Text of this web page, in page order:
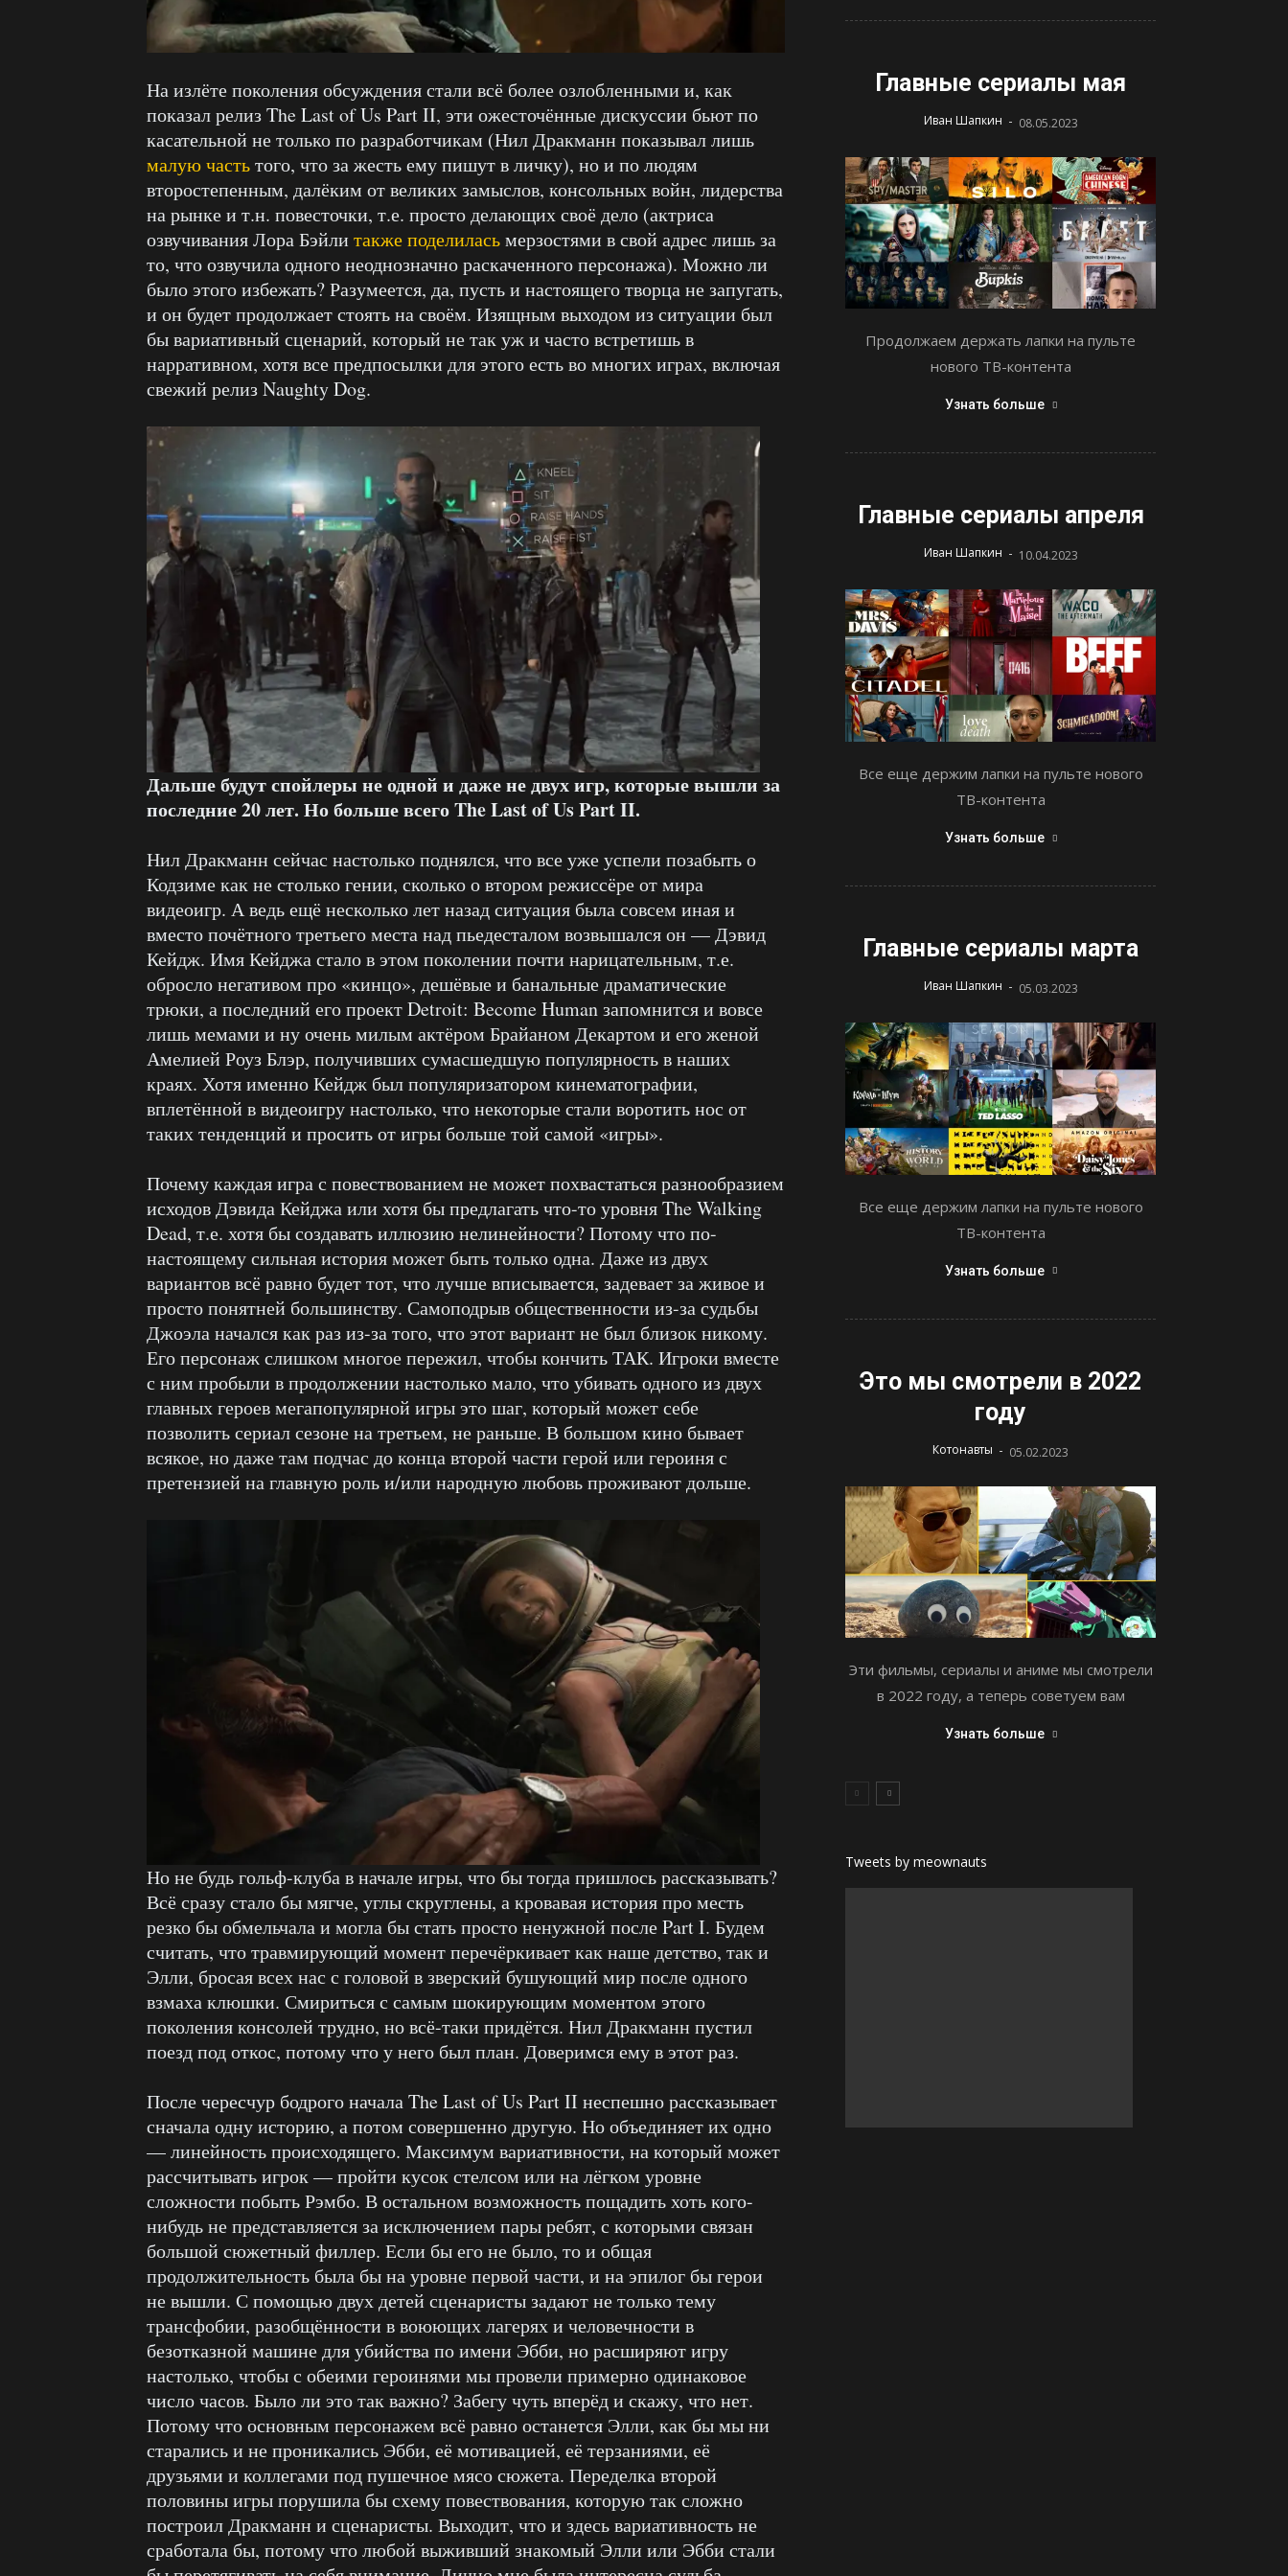
На излёте поколения обсуждения стали всё более озлобленными и, как
показал релиз The Last of Us Part II, эти ожесточённые дискуссии бьют по
касательной не только по разработчикам (Нил Дракманн показывал лишь
малую частьтого, что за жесть ему пишут в личку), но и по людям
второстепенным, далёким от великих замыслов, консольных войн, лидерства
на рынке и т.н. повесточки, т.е. просто делающих своё дело (актриса
озвучивания Лора Бэйли также поделиласьмерзостями в свой адрес лишь за
то, что озвучила одного неоднозначно раскаченного персонажа). Можно ли
было этого избежать? Разумеется, да, пусть и настоящего творца не запугать,
и он будет продолжает стоять на своём. Изящным выходом из ситуации был
бы вариативный сценарий, который не так уж и часто встретишь в
нарративном, хотя все предпосылки для этого есть во многих играх, включая
свежий релиз Naughty Dog.
Дальше будут спойлеры не одной и даже не двух игр, которые вышли за
последние 20 лет. Но больше всего The Last of Us Part II.
Нил Дракманн сейчас настолько поднялся, что все уже успели позабыть о
Кодзиме как не столько гении, сколько о втором режиссёре от мира
видеоигр. А ведь ещё несколько лет назад ситуация была совсем иная и
вместо почётного третьего места над пьедесталом возвышался он — Дэвид
Кейдж. Имя Кейджа стало в этом поколении почти нарицательным, т.е.
обросло негативом про «кинцо», дешёвые и банальные драматические
трюки, а последний его проект Detroit: Become Human запомнится и вовсе
лишь мемами и ну очень милым актёром Брайаном Декартом и его женой
Амелией Роуз Блэр, получивших сумасшедшую популярность в наших
краях. Хотя именно Кейдж был популяризатором кинематографии,
вплетённой в видеоигру настолько, что некоторые стали воротить нос от
таких тенденций и просить от игры больше той самой «игры».
Почему каждая игра с повествованием не может похвастаться разнообразием
исходов Дэвида Кейджа или хотя бы предлагать что-то уровня The Walking
Dead, т.е. хотя бы создавать иллюзию нелинейности? Потому что по-
настоящему сильная история может быть только одна. Даже из двух
вариантов всё равно будет тот, что лучше вписывается, задевает за живое и
просто понятней большинству. Самоподрыв общественности из-за судьбы
Джоэла начался как раз из-за того, что этот вариант не был близок никому.
Его персонаж слишком многое пережил, чтобы кончить ТАК. Игроки вместе
с ним пробыли в продолжении настолько мало, что убивать одного из двух
главных героев мегапопулярной игры это шаг, который может себе
позволить сериал сезоне на третьем, не раньше. В большом кино бывает
всякое, но даже там подчас до конца второй части герой или героиня с
претензией на главную роль и/или народную любовь проживают дольше.
Но не будь гольф-клуба в начале игры, что бы тогда пришлось рассказывать?
Всё сразу стало бы мягче, углы скруглены, а кровавая история про месть
резко бы обмельчала и могла бы стать просто ненужной после Part I. Будем
считать, что травмирующий момент перечёркивает как наше детство, так и
Элли, бросая всех нас с головой в зверский бушующий мир после одного
взмаха клюшки. Смириться с самым шокирующим моментом этого
поколения консолей трудно, но всё-таки придётся. Нил Дракманн пустил
поезд под откос, потому что у него был план. Доверимся ему в этот раз.
После чересчур бодрого начала The Last of Us Part II неспешно рассказывает
сначала одну историю, а потом совершенно другую. Но объединяет их одно
— линейность происходящего. Максимум вариативности, на который может
рассчитывать игрок — пройти кусок стелсом или на лёгком уровне
сложности побыть Рэмбо. В остальном возможность пощадить хоть кого-
нибудь не представляется за исключением пары ребят, с которыми связан
большой сюжетный филлер. Если бы его не было, то и общая
продолжительность была бы на уровне первой части, и на эпилог бы герои
не вышли. С помощью двух детей сценаристы задают не только тему
трансфобии, разобщённости в воюющих лагерях и человечности в
безотказной машине для убийства по имени Эбби, но расширяют игру
настолько, чтобы с обеими героинями мы провели примерно одинаковое
число часов. Было ли это так важно? Забегу чуть вперёд и скажу, что нет.
Потому что основным персонажем всё равно останется Элли, как бы мы ни
старались и не проникались Эбби, её мотивацией, её терзаниями, её
друзьями и коллегами под пушечное мясо сюжета. Переделка второй
половины игры порушила бы схему повествования, которую так сложно
построил Дракманн и сценаристы. Выходит, что и здесь вариативность не
сработала бы, потому что любой выживший знакомый Элли или Эбби стали
Главные сериалы мая
Иван Шапкин - 08.05.2023
Продолжаем держать лапки на пульте
нового ТВ-контента
Узнать больше
Главные сериалы апреля
Иван Шапкин - 10.04.2023
Все еще держим лапки на пульте нового
ТВ-контента
Узнать больше
Главные сериалы марта
Иван Шапкин - 05.03.2023
Все еще держим лапки на пульте нового
ТВ-контента
Узнать больше
Это мы смотрели в 2022
году
Котонавты - 05.02.2023
Эти фильмы, сериалы и аниме мы смотрели
в 2022 году, а теперь советуем вам
Узнать больше
Tweets by meownauts